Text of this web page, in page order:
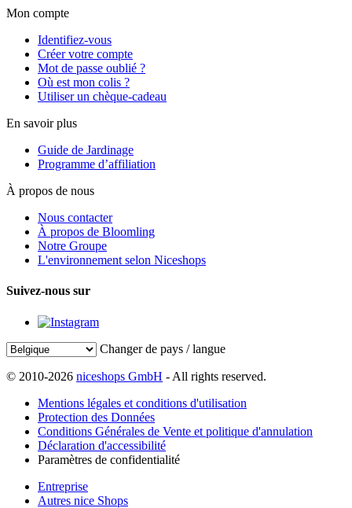
Mon compte
Identifiez-vous
Créer votre compte
Mot de passe oublié ?
Où est mon colis ?
Utiliser un chèque-cadeau
En savoir plus
Guide de Jardinage
Programme d’affiliation
À propos de nous
Nous contacter
À propos de Bloomling
Notre Groupe
L'environnement selon Niceshops
Suivez-nous sur
Changer de pays / langue
© 2010-2026 niceshops GmbH - All rights reserved.
Mentions légales et conditions d'utilisation
Protection des Données
Conditions Générales de Vente et politique d'annulation
Déclaration d'accessibilité
Paramètres de confidentialité
Entreprise
Autres nice Shops